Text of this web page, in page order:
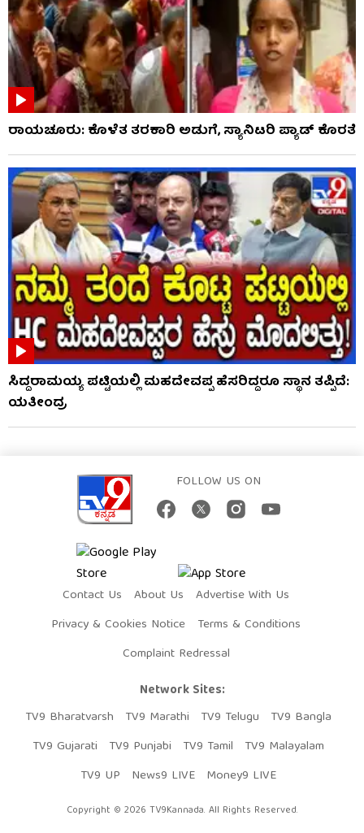
ರಾಯಚೂರು: ಕೊಳೆತ ತರಕಾರಿ ಅಡುಗೆ, ಸ್ಯಾನಿಟರಿ ಪ್ಯಾಡ್ ಕೊರತೆ
ಸಿದ್ದರಾಮಯ್ಯ ಪಟ್ಟಿಯಲ್ಲಿ ಮಹದೇವಪ್ಪ ಹೆಸರಿದ್ದರೂ ಸ್ಥಾನ ತಪ್ಪಿದೆ:
ಯತೀಂದ್ರ
FOLLOW US ON
Contact Us About Us
Advertise With Us
Privacy & Cookies Notice
Terms & Conditions
Complaint Redressal
Network Sites:
TV9 Bharatvarsh
TV9 Marathi TV9 Telugu
TV9 Bangla
TV9 Gujarati
TV9 Punjabi TV9 Tamil
TV9 Malayalam
TV9 UP
News9 LIVE Money9 LIVE
Copyright © 2026 TV9Kannada. All Rights Reserved.